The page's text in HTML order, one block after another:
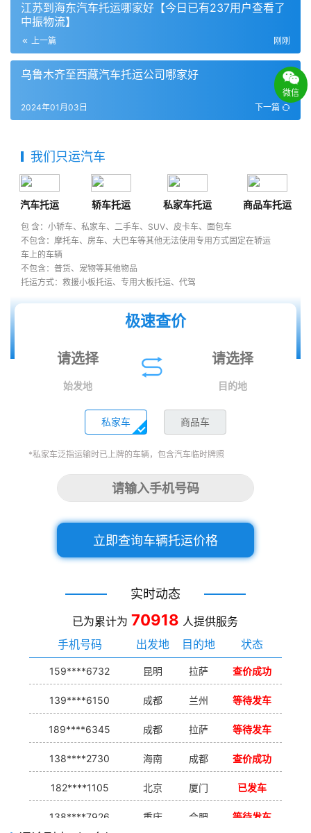
江苏到海东汽车托运哪家好【今日已有237用户查看了
中振物流】
上一篇 刚刚
乌鲁木齐至西藏汽车托运公司哪家好
下一篇
2024年01月03日
我们只运汽车
汽车托运 轿车托运 私家车托运 商品车托运
包 含：小轿车、私家车、二手车、SUV、皮卡车、面包车
不包含：摩托车、房车、大巴车等其他无法使用专用方式固定在轿运
车上的车辆
不包含：普货、宠物等其他物品
托运方式：救援小板托运、专用大板托运、代驾
极速查价
始发地 目的地
私家车 商品车
*私家车泛指运输时已上牌的车辆，包含汽车临时牌照
立即查询车辆托运价格
实时动态
已为累计为 70918 人提供服务
手机号码
出发地 目的地 状态
159****6732 昆明 拉萨 查价成功
139****6150 成都 兰州 等待发车
189****6345 成都 拉萨 等待发车
138****2730 海南 成都 查价成功
182****1105 北京 厦门 已发车
138****7926 重庆 合肥 等待发车
微信